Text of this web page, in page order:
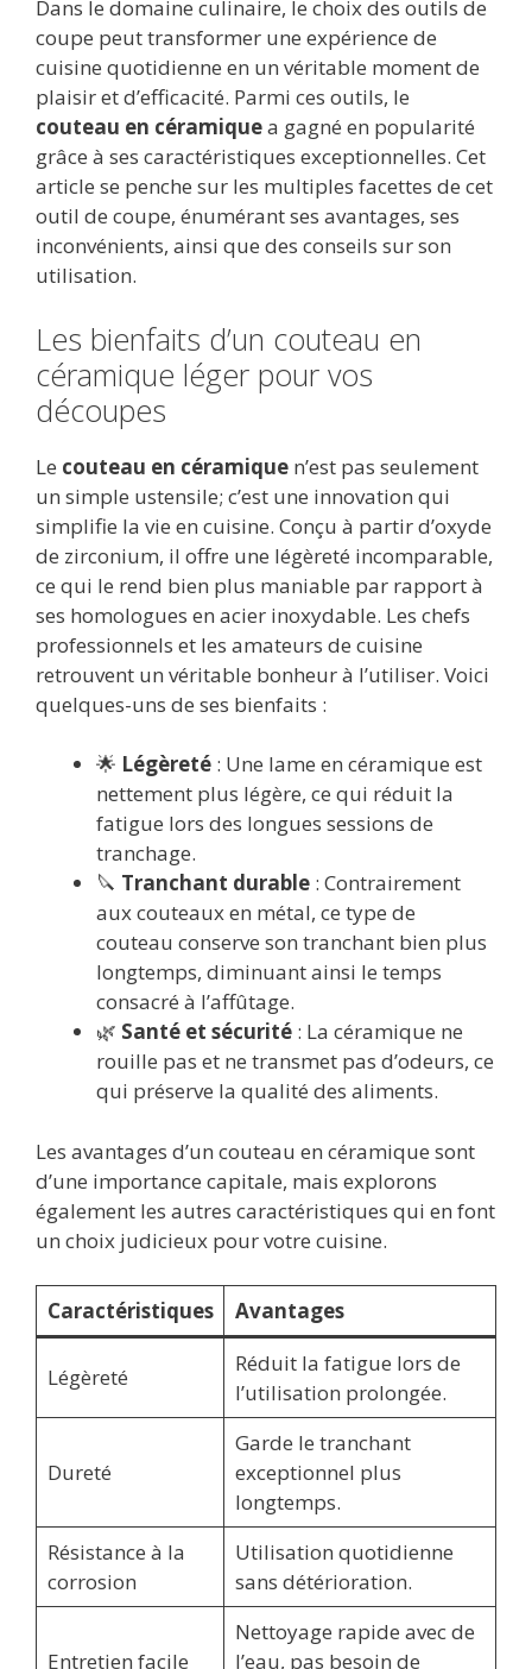
Dans le domaine culinaire, le choix des outils de
coupe peut transformer une expérience de
cuisine quotidienne en un véritable moment de
plaisir et d’efficacité. Parmi ces outils, le
couteau en céramiquea gagné en popularité
grâce à ses caractéristiques exceptionnelles. Cet
article se penche sur les multiples facettes de cet
outil de coupe, énumérant ses avantages, ses
inconvénients, ainsi que des conseils sur son
utilisation.
Les bienfaits d’un couteau en
céramique léger pour vos
découpes
Le couteau en céramique n’est pas seulement
un simple ustensile; c’est une innovation qui
simplifie la vie en cuisine. Conçu à partir d’oxyde
de zirconium, il offre une légèreté incomparable,
ce qui le rend bien plus maniable par rapport à
ses homologues en acier inoxydable. Les chefs
professionnels et les amateurs de cuisine
retrouvent un véritable bonheur à l’utiliser. Voici
quelques-uns de ses bienfaits :
🌟 Légèreté : Une lame en céramique est
nettement plus légère, ce qui réduit la
fatigue lors des longues sessions de
tranchage.
🔪 Tranchant durable : Contrairement
aux couteaux en métal, ce type de
couteau conserve son tranchant bien plus
longtemps, diminuant ainsi le temps
consacré à l’affûtage.
🌿 Santé et sécurité : La céramique ne
rouille pas et ne transmet pas d’odeurs, ce
qui préserve la qualité des aliments.
Les avantages d’un couteau en céramique sont
d’une importance capitale, mais explorons
également les autres caractéristiques qui en font
un choix judicieux pour votre cuisine.
Caractéristiques Avantages
Légèreté
Réduit la fatigue lors de
l’utilisation prolongée.
Dureté
Garde le tranchant
exceptionnel plus
longtemps.
Résistance à la
corrosion
Utilisation quotidienne
sans détérioration.
Entretien facile
Nettoyage rapide avec de
l’eau, pas besoin de